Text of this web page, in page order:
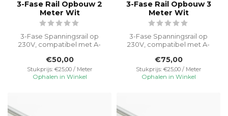
3-Fase Rail Opbouw 2
Meter Wit
3-Fase Spanningsrail op
230V, compatibel met A-
Vereenvoudigt ins...
€50,00
Stukprijs: €25,00 / Meter
Ophalen in Winkel
3-Fase Rail Opbouw 3
Meter Wit
3-Fase Spanningsrail op
230V, compatibel met A-
Vereenvoudigt ins...
€75,00
Stukprijs: €25,00 / Meter
Ophalen in Winkel